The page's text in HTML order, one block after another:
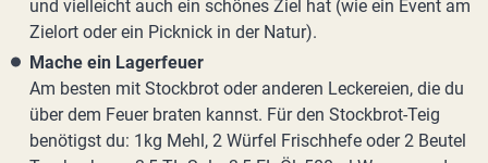
und vielleicht auch ein schönes Ziel hat (wie ein Event am
Zielort oder ein Picknick in der Natur).
Mache ein Lagerfeuer
Am besten mit Stockbrot oder anderen Leckereien, die du
über dem Feuer braten kannst. Für den Stockbrot-Teig
benötigst du: 1kg Mehl, 2 Würfel Frischhefe oder 2 Beutel